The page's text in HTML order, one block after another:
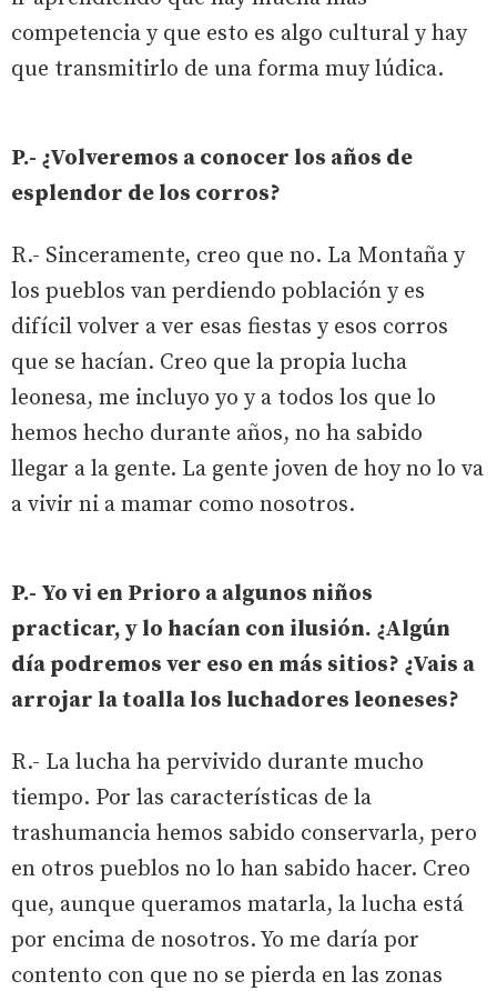
competencia y que esto es algo cultural y hay
que transmitirlo de una forma muy lúdica.
P.- ¿Volveremos a conocer los años de
esplendor de los corros?
R.- Sinceramente, creo que no. La Montaña y
los pueblos van perdiendo población y es
difícil volver a ver esas fiestas y esos corros
que se hacían. Creo que la propia lucha
leonesa, me incluyo yo y a todos los que lo
hemos hecho durante años, no ha sabido
llegar a la gente. La gente joven de hoy no lo va
a vivir ni a mamar como nosotros.
P.- Yo vi en Prioro a algunos niños
practicar, y lo hacían con ilusión. ¿Algún
día podremos ver eso en más sitios? ¿Vais a
arrojar la toalla los luchadores leoneses?
R.- La lucha ha pervivido durante mucho
tiempo. Por las características de la
trashumancia hemos sabido conservarla, pero
en otros pueblos no lo han sabido hacer. Creo
que, aunque queramos matarla, la lucha está
por encima de nosotros. Yo me daría por
contento con que no se pierda en las zonas